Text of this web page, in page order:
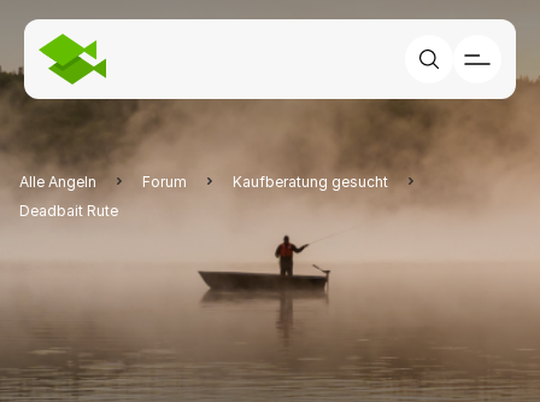
Alle Angeln Forum
Kaufberatung gesucht
Deadbait Rute